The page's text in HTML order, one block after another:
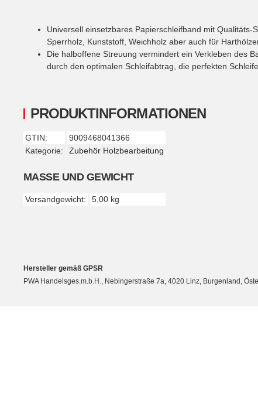
PRODUKTINFORMATIONEN
GTIN:
9009468041366
Kategorie:
Zubehör Holzbearbeitung
MASSE UND GEWICHT
Versandgewicht: 5,00 kg
Universell einsetzbares Papierschleifband mit Qualitäts-
Sperrholz, Kunststoff, Weichholz aber auch für
Die halboffene Streuung vermindert ein Verkleben des
durch den optimalen Schleifabtrag, die perfekten
Hersteller gemäß GPSR
PWA Handelsges.m.b.H., Nebingerstraße 7a, 4020 Linz, Burgenland,